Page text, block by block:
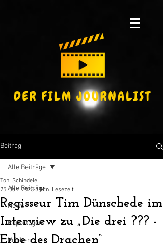
Beitrag
Alle Beiträge
News
Reportagen
Kritiken
Alle Beiträge
Regisseur Tim Dünschede im
Interview zu „Die drei ??? -
Erbe des Drachen“
Toni Schindele
25. Jan. 2023 3 Min. Lesezeit